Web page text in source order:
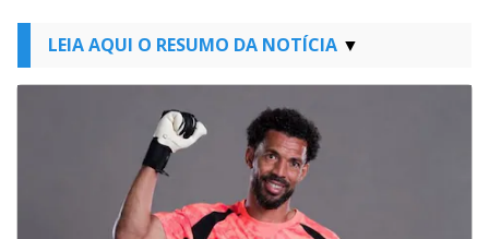
LEIA AQUI O RESUMO DA NOTÍCIA